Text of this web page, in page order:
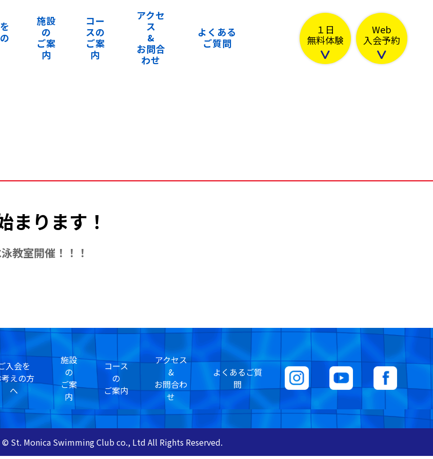
施設
の
ご案
内
コー
スの
ご案
内
アクセ
ス
&
お問合
わせ
よくある
ご質問
１日
無料体験
Web
入会予約
まります！
教室開催！！！
入会を
えの方
へ
施設
の
ご案
内
コース
の
ご案内
アクセス
&
お問合わ
せ
よくあるご質
問
© St. Monica Swimming Club co., Ltd All Rights Reserved.